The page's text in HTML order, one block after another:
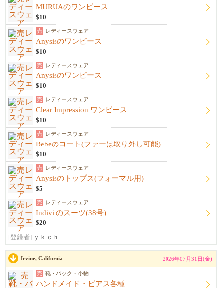
MURUAのワンピース
$10
売 レディースウェア
Anysisのワンピース
$10
売 レディースウェア
Anysisのワンピース
$10
売 レディースウェア
Clear Impression ワンピース
$10
売 レディースウェア
Bebeのコート(ファーは取り外し可能)
$10
売 レディースウェア
Anysisのトップス(フォーマル用)
$5
売 レディースウェア
Indivi のスーツ(38号)
$20
[登録者] ｙｋｃｈ
Irvine, California 2026年07月31日(金)
売 靴・バック・小物
ハンドメイド・ピアス各種